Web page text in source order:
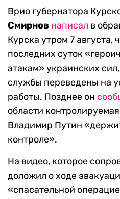
Врио губернатора
Смирнов написал в
Курска утром 7 августа,
последних суток
атакам» украинских
службы переведены на
работы. Позднее он
области
Владимир Путин
контроле».
На видео, которое
доложил о ходе
«спасательной